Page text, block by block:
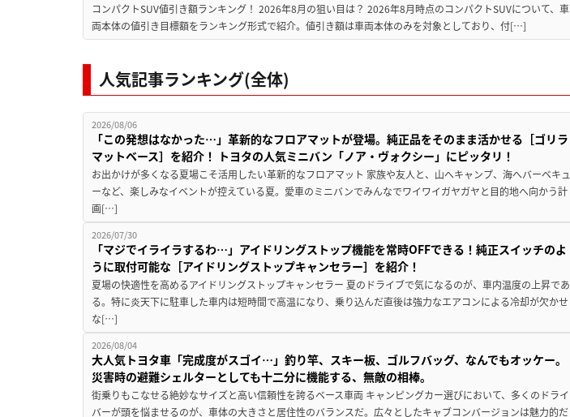
コンパクトSUV値引き額ランキング！ 2026年8月の狙い目は？ 2026年8月時点のコンパクトSUVについて、車
両本体の値引き目標額をランキング形式で紹介。値引き額は車両本体のみを対象としており、付[…]
人気記事ランキング(全体)
2026/08/06
「この発想はなかった…」革新的なフロアマットが登場。純正品をそのまま活かせる［ゴリラ
マットベース］を紹介！ トヨタの人気ミニバン「ノア・ヴォクシー」にピッタリ！
お出かけが多くなる夏場こそ活用したい革新的なフロアマット 家族や友人と、山へキャンプ、海へバーベキュ
ーなど、楽しみなイベントが控えている夏。愛車のミニバンでみんなでワイワイガヤガヤと目的地へ向かう計
画[…]
2026/07/30
「マジでイライラするわ…」アイドリングストップ機能を常時OFFできる！純正スイッチのよ
うに取付可能な［アイドリングストップキャンセラー］を紹介！
夏場の快適性を高めるアイドリングストップキャンセラー 夏のドライブで気になるのが、車内温度の上昇であ
る。特に炎天下に駐車した車内は短時間で高温になり、乗り込んだ直後は強力なエアコンによる冷却が欠かせ
な[…]
2026/08/04
大人気トヨタ車「完成度がスゴイ…」釣り竿、スキー板、ゴルフバッグ、なんでもオッケー。
災害時の避難シェルターとしても十二分に機能する、無敵の相棒。
街乗りもこなせる絶妙なサイズと高い信頼性を誇るベース車両 キャンピングカー選びにおいて、多くのドライ
バーが頭を悩ませるのが、車体の大きさと居住性のバランスだ。広々としたキャブコンバージョンは魅力的だ